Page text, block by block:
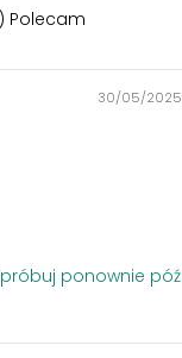
Polecam
30/05/2025
ponownie